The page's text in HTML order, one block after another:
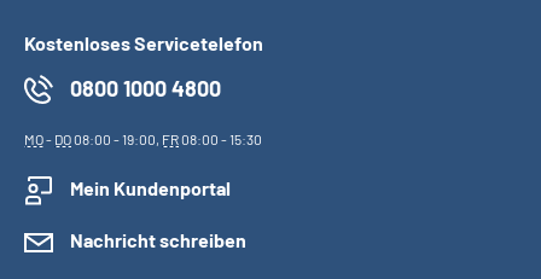
Kostenloses Servicetelefon
0800 1000 4800
MO- DO08:00 - 19:00, FR08:00 - 15:30
Mein Kundenportal
Nachricht schreiben